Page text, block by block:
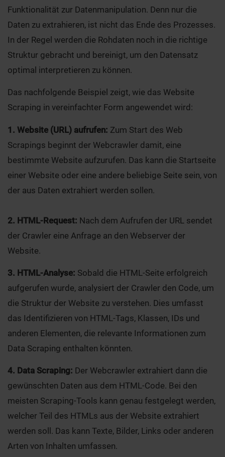
Funktionalität zur Datenmanipulation. Denn nur die
Daten zu extrahieren, ist nicht das Ende des Prozesses.
In der Regel werden die Rohdaten noch in die richtige
Struktur gebracht und bereinigt, um den Datensatz
optimal interpretieren zu können.
Das nachfolgende Beispiel zeigt, wie das Website
Scraping in vereinfachter Form angewendet wird:
1. Website (URL) aufrufen: Zum Start des Web
Scrapings beginnt der Webcrawler damit, eine
bestimmte Website aufzurufen. Das kann die Startseite
einer Website oder eine andere beliebige Seite sein, von
der aus Daten extrahiert werden sollen.
2. HTML-Request: Nach dem Aufrufen der URL sendet
der Crawler eine Anfrage an den Webserver der
Website.
3. HTML-Analyse: Sobald die HTML-Seite erfolgreich
aufgerufen wurde, analysiert der Crawler den Code, um
die Struktur der Website zu verstehen. Dies umfasst
das Identifizieren von HTML-Tags, Klassen, IDs und
anderen Elementen, die relevante Informationen zum
Data Scraping enthalten könnten.
4. Data Scraping: Der Webcrawler extrahiert dann die
gewünschten Daten aus dem HTML-Code. Bei den
meisten Scraping-Tools kann genau festgelegt werden,
welcher Teil des HTMLs aus der Website extrahiert
werden soll. Das kann Texte, Bilder, Links oder anderen
Arten von Inhalten umfassen.